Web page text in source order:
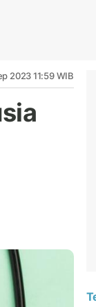
2023 11:59 WIB